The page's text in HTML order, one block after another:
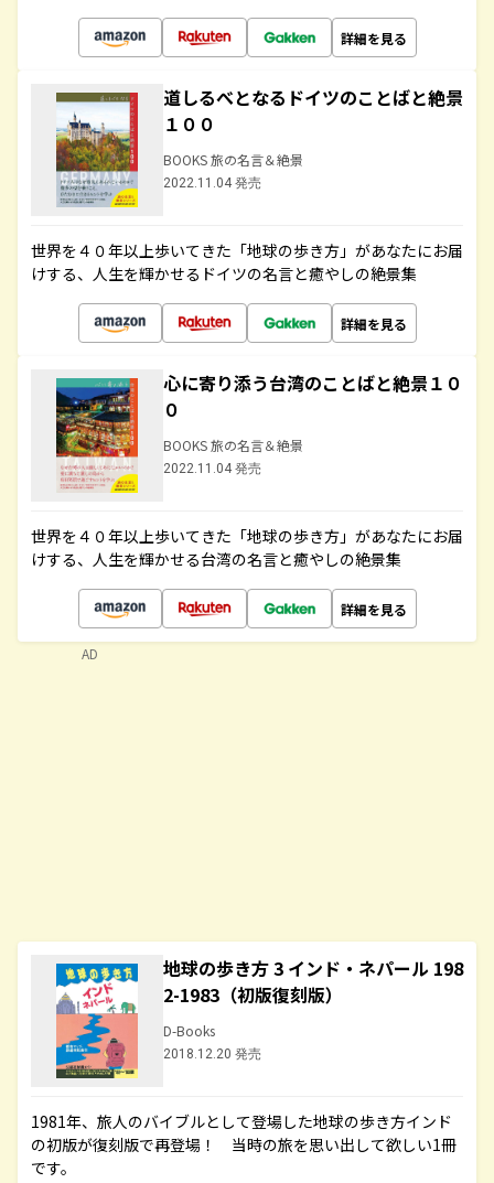
詳細を見る
道しるべとなるドイツのことばと絶景
１００
BOOKS 旅の名言＆絶景
2022.11.04 発売
世界を４０年以上歩いてきた「地球の歩き方」があなたにお届
けする、人生を輝かせるドイツの名言と癒やしの絶景集
詳細を見る
心に寄り添う台湾のことばと絶景１０
０
BOOKS 旅の名言＆絶景
2022.11.04 発売
世界を４０年以上歩いてきた「地球の歩き方」があなたにお届
けする、人生を輝かせる台湾の名言と癒やしの絶景集
詳細を見る
地球の歩き方 3 インド・ネパール 198
2-1983（初版復刻版）
D-Books
2018.12.20 発売
1981年、旅人のバイブルとして登場した地球の歩き方インド
の初版が復刻版で再登場！ 当時の旅を思い出して欲しい1冊
です。
AD